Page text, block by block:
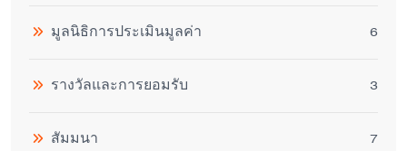
มูลนิธิการประเมินมูลค่า 6
รางวัลและการยอมรับ 3
สัมมนา 7